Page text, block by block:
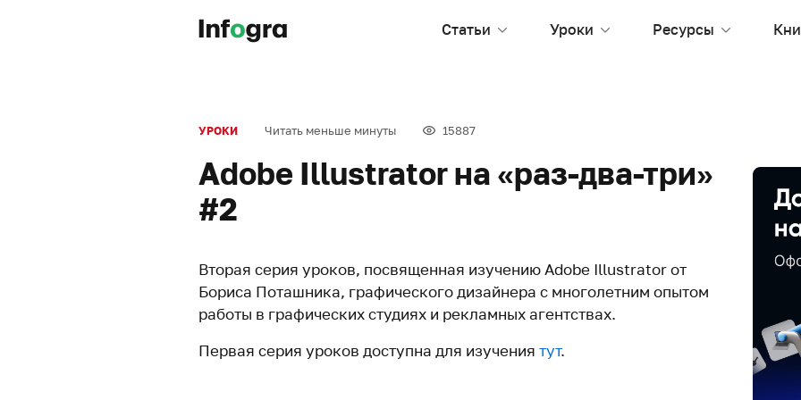
Статьи Уроки Ресурсы
УРОКИ Читать меньше минуты 15887
Adobe Illustrator на «раз-два-три»
#2
Вторая серия уроков, посвященная изучению Adobe Illustrator от
Бориса Поташника, графического дизайнера с многолетним опытом
работы в графических студиях и рекламных агентствах.
Первая серия уроков доступна для изучения тут.